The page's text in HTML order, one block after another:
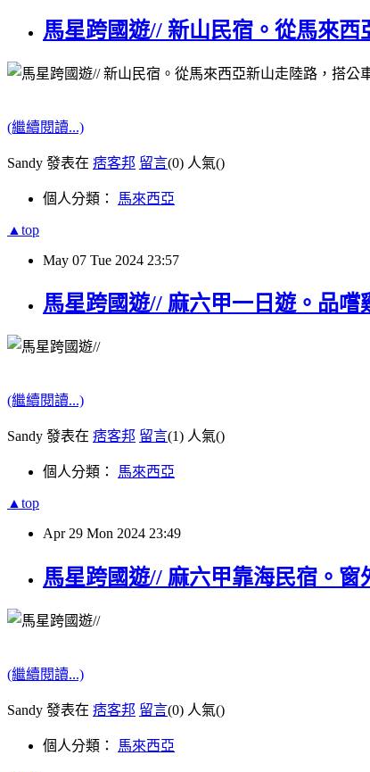
馬星跨國遊// 新山民宿。從馬來
(繼續閱讀...)
Sandy 發表在 痞客邦 留言(0) 人氣()
個人分類： 馬來西亞
▲top
May 07 Tue 2024 23:57
馬星跨國遊// 麻六甲一日遊。品
(繼續閱讀...)
Sandy 發表在 痞客邦 留言(1) 人氣()
個人分類： 馬來西亞
▲top
Apr 29 Mon 2024 23:49
馬星跨國遊// 麻六甲靠海民宿。
(繼續閱讀...)
Sandy 發表在 痞客邦 留言(0) 人氣()
個人分類： 馬來西亞